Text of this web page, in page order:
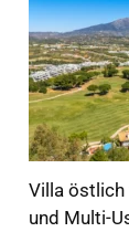
Villa
und Multi-